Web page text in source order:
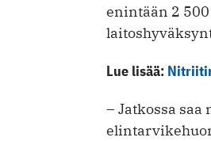
enintään 2
Lue lisää:
– Jatkossa